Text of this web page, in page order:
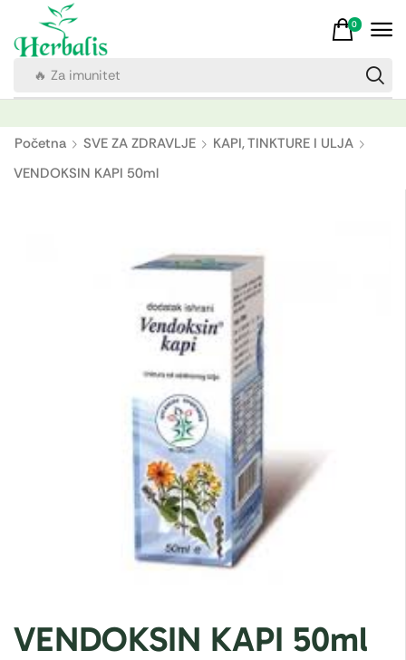
🔥 Za imunitet
0
Početna SVE ZA ZDRAVLJE
KAPI, TINKTURE I ULJA
VENDOKSIN KAPI 50ml
VENDOKSIN KAPI 50ml